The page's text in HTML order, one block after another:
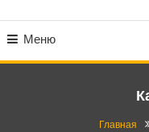
Меню
Главная